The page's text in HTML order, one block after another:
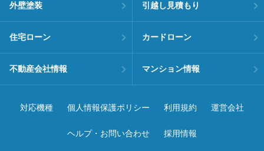
外壁塗装 引越し見積もり
住宅ローン カードローン
不動産会社情報 マンション情報
対応機種 個人情報保護ポリシー 利用規約 運営会社
ヘルプ・お問い合わせ 採用情報